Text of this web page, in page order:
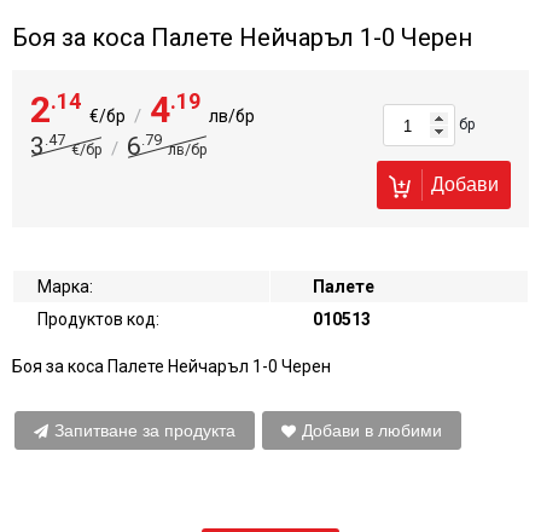
Боя за коса Палете Нейчаръл 1-0 Черен
2.14
€/бр / 4.19
лв/бр
3.47
€/бр / 6.79
лв/бр
бр
Добави
Марка:
Палете
Продуктов код:
010513
Боя за коса Палете Нейчаръл 1-0 Черен
Запитване за продукта Добави в любими